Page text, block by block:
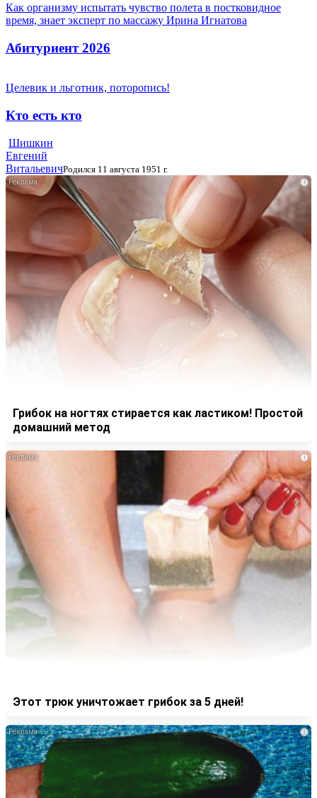
Как организму испытать чувство полета в постковидное
время, знает эксперт по массажу Ирина Игнатова
Абитуриент 2026
Целевик и льготник, поторопись!
Кто есть кто
Шишкин
Евгений
ВитальевичРодился 11 августа 1951 г.
i
Грибок на ногтях стирается как ластиком! Простой
домашний метод
i
Этот трюк уничтожает грибок за 5 дней!
i